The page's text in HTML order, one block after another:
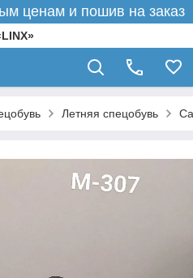
ценам и пошив на заказ
Летняя спецобувь